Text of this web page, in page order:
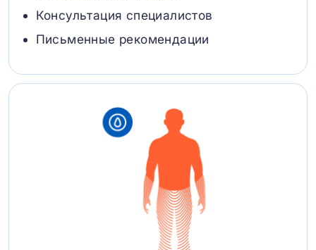
Консультация специалистов
Письменные рекомендации